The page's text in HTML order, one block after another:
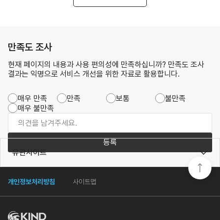
만족도 조사
현재 페이지의 내용과 사용 편의성에 만족하십니까? 만족도 조사
결과는 익명으로 서비스 개선을 위한 자료로 활용합니다.
매우 만족 만족 보통
불만족
매우 불만족
등록
개인정보처리방침 사이트맵
유관사이트